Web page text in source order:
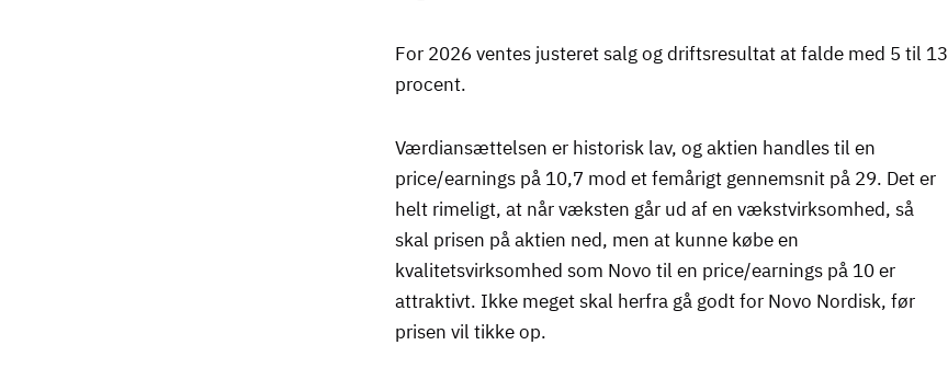
For 2026 ventes justeret salg og driftsresultat at falde med 5 til 13
procent.
Værdiansættelsen er historisk lav, og aktien handles til en
price/earnings på 10,7 mod et femårigt gennemsnit på 29. Det er
helt rimeligt, at når væksten går ud af en vækstvirksomhed, så
skal prisen på aktien ned, men at kunne købe en
kvalitetsvirksomhed som Novo til en price/earnings på 10 er
attraktivt. Ikke meget skal herfra gå godt for Novo Nordisk, før
prisen vil tikke op.